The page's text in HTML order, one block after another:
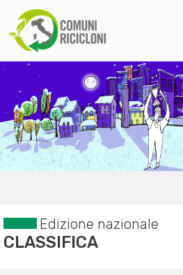
Edizione nazionale
CLASSIFICA